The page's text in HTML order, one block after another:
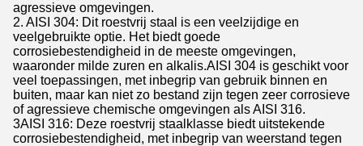
agressieve omgevingen.
2. AISI 304: Dit roestvrij staal is een veelzijdige en
veelgebruikte optie. Het biedt goede
corrosiebestendigheid in de meeste omgevingen,
waaronder milde zuren en alkalis.AISI 304 is geschikt voor
veel toepassingen, met inbegrip van gebruik binnen en
buiten, maar kan niet zo bestand zijn tegen zeer corrosieve
of agressieve chemische omgevingen als AISI 316.
3AISI 316: Deze roestvrij staalklasse biedt uitstekende
corrosiebestendigheid, met inbegrip van weerstand tegen